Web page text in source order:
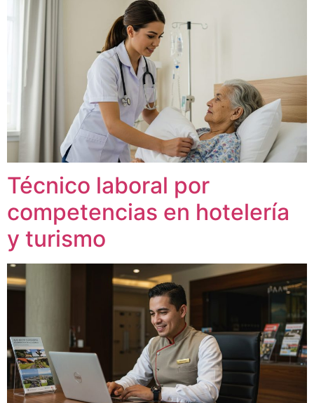
Técnico laboral por
competencias en hotelería
y turismo